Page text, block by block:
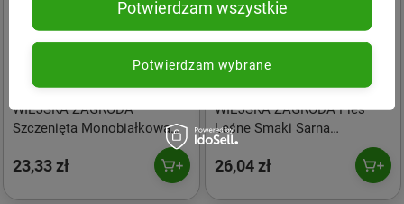
Wiejska Zagroda
WIEJSKA ZAGRODA
Szczenięta Monobiałkowa
23,33 zł
Wiejska Zagroda
WIEJSKA ZAGRODA Pies
Leśne Smaki Sarna
Przepiórka 800g
26,04 zł
Potwierdzam wybrane
Potwierdzam wszystkie